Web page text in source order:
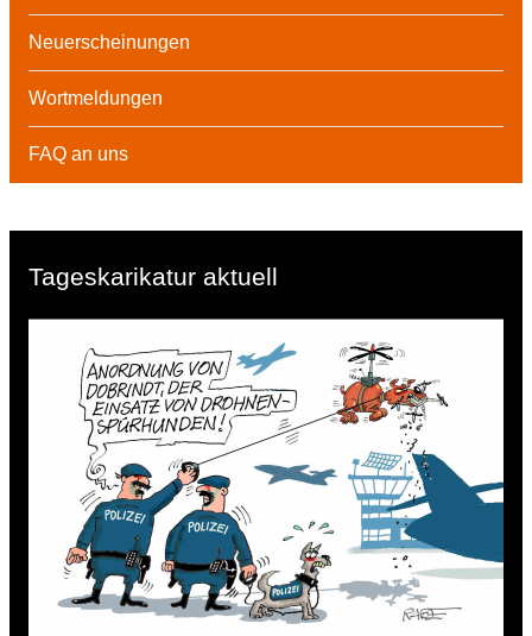
Neuerscheinungen
Wortmeldungen
FAQ an uns
Tageskarikatur aktuell